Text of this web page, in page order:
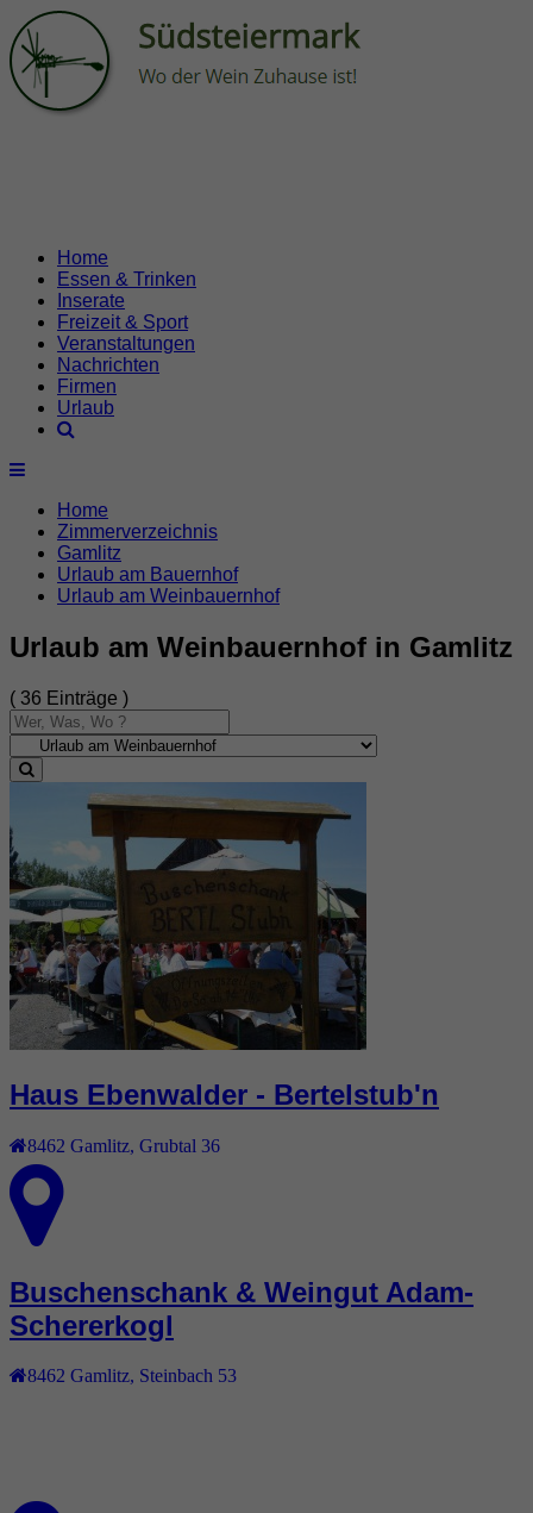
Home
Essen & Trinken
Inserate
Freizeit & Sport
Veranstaltungen
Nachrichten
Firmen
Urlaub
Home
Zimmerverzeichnis
Gamlitz
Urlaub am Bauernhof
Urlaub am Weinbauernhof
Urlaub am Weinbauernhof in Gamlitz
( 36 Einträge )
Haus Ebenwalder - Bertelstub'n
8462 Gamlitz Grubtal 36
Buschenschank & Weingut Adam-
Schererkogl
8462 Gamlitz, Steinbach 53